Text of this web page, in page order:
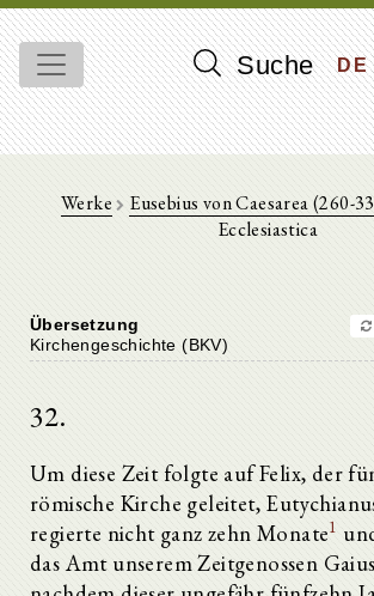
Suche DE
Werke Eusebius von Caesarea (260-
Ecclesiastica
Übersetzung
Kirchengeschichte (BKV)
32.
Um diese Zeit folgte auf Felix, der
römische Kirche geleitet,
regierte nicht ganz zehn Monate1
das Amt unserem Zeitgenossen